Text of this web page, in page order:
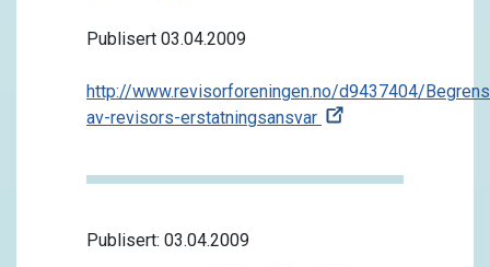
Publisert 03.04.2009
http://www.revisorforeningen.no/d9437404/
av-revisors-erstatningsansvar
Publisert: 03.04.2009